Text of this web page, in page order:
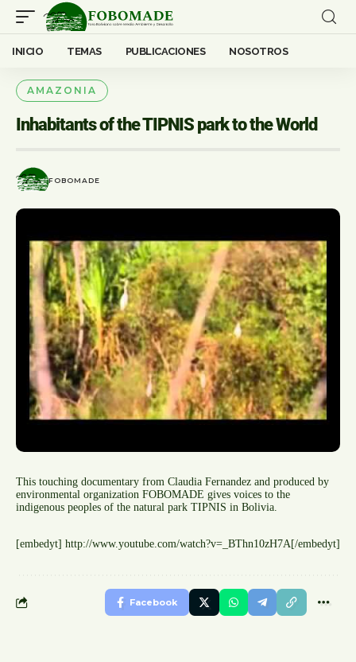
INICIO TEMAS PUBLICACIONES NOSOTROS
AMAZONIA
Inhabitants of the TIPNIS park to the World
FOBOMADE
This touching documentary from Claudia Fernandez and produced by
environmental organization FOBOMADE gives voices to the
indigenous peoples of the natural park TIPNIS in Bolivia.
[embedyt] http://www.youtube.com/watch?v=_BThn10zH7A[/embedyt]
Facebook